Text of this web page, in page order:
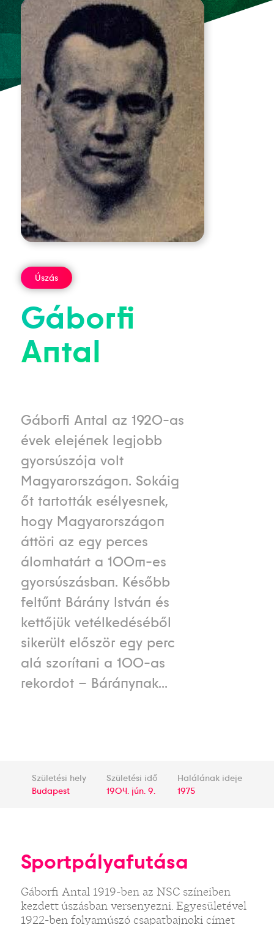
Úszás
Gáborfi
Antal
Gáborfi Antal az 1920-as
évek elejének legjobb
gyorsúszója volt
Magyarországon. Sokáig
őt tartották esélyesnek,
hogy Magyarországon
áttöri az egy perces
álomhatárt a 100m-es
gyorsúszásban. Később
feltűnt Bárány István és
kettőjük vetélkedéséből
sikerült először egy perc
alá szorítani a 100-as
rekordot – Báránynak...
Születési hely
Budapest
Születési idő
1904. jún. 9.
Halálának ideje
1975
Sportpályafutása
Gáborfi Antal 1919-ben az NSC színeiben
kezdett úszásban versenyezni. Egyesületével
1922-ben folyamúszó csapatbajnoki címet